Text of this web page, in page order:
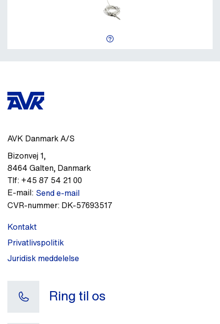
AVK Danmark A/S
Bizonvej 1,
8464 Galten, Danmark
Tlf: +45 87 54 21 00
E-mail: Send e-mail
CVR-nummer: DK-57693517
Kontakt
Privatlivspolitik
Juridisk meddelelse
Ring til os